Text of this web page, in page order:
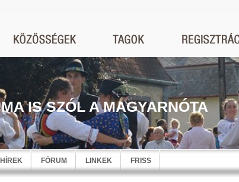
MA IS SZÓL A MAGYARNÓTA
HÍREK FÓRUM LINKEK FRISS